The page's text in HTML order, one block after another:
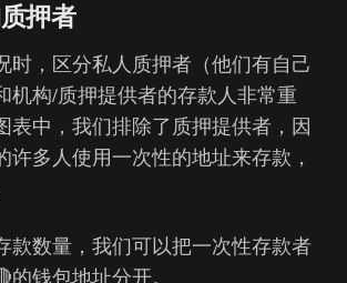
押者
时，区分私人质押者（他们有自己
机构/质押提供者的存款人非常重
表中，我们排除了质押提供者，因
许多人使用一次性的地址来存款，
款数量，我们可以把一次性存款者
钱包地址分开。